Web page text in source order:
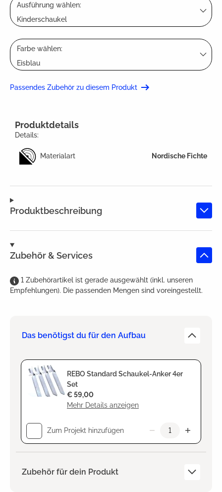
Ausführung wählen:
Kinderschaukel
Farbe wählen:
Eisblau
Passendes Zubehör zu diesem Produkt
Produktbeschreibung
Zubehör & Services
1 Zubehörartikel ist gerade ausgewählt (inkl. unseren
Empfehlungen). Die passenden Mengen sind voreingestellt.
Das benötigst du für den Aufbau
REBO Standard Schaukel-Anker 4er
Set
Mehr Details anzeigen
€ 59,00
Zum Projekt hinzufügen
Zubehör für dein Produkt
Produktdetails
Details:
Materialart Nordische Fichte